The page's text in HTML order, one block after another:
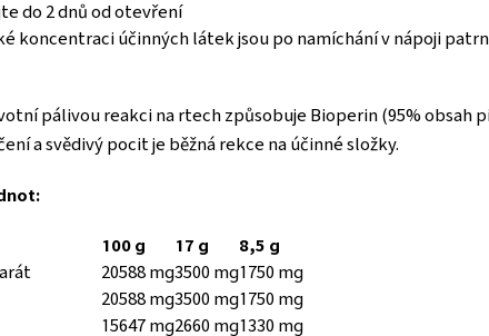
do 2 dnů od otevření
koncentraci účinných látek jsou po namíchání v nápoji
pálivou reakci na rtech způsobuje Bioperin (95%
a svědivý pocit je běžná rekce na účinné složky.
100 g 17 g
8,5 g
20588 mg3500 mg1750 mg
20588 mg3500 mg1750 mg
15647 mg2660 mg1330 mg